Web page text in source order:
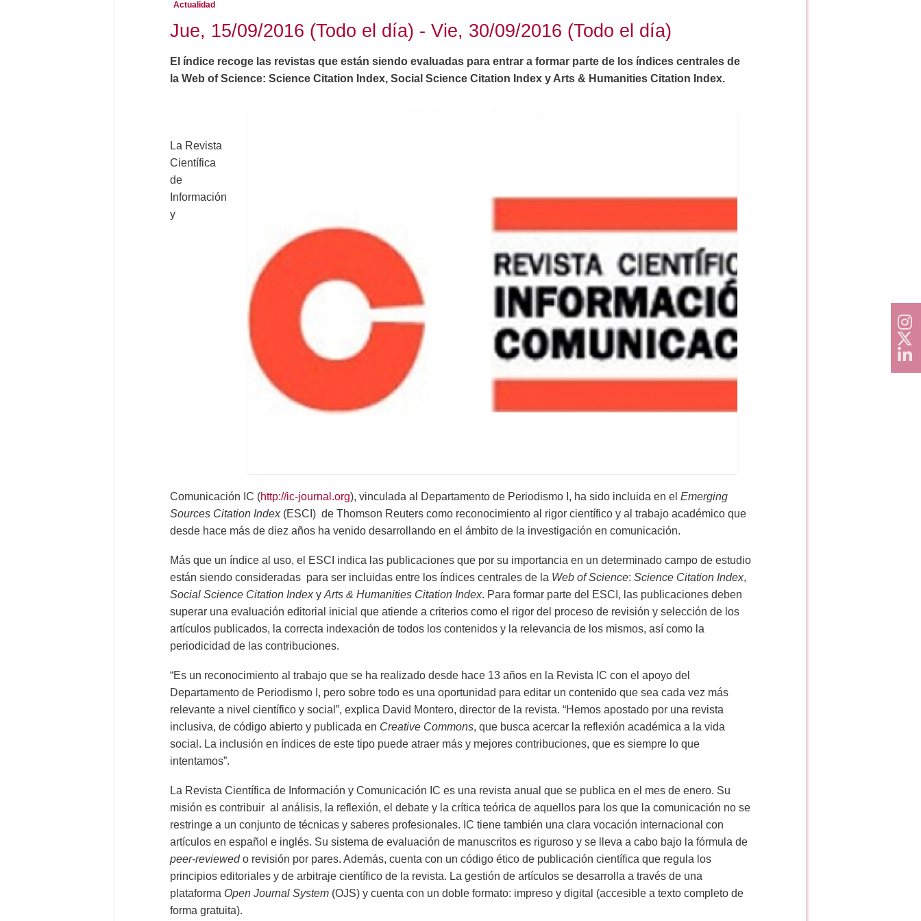
Actualidad
Jue, 15/09/2016 (Todo el día) - Vie, 30/09/2016 (Todo el día)
El índice recoge las revistas que están siendo evaluadas para entrar a formar parte de los índices centrales de
la Web of Science: Science Citation Index, Social Science Citation Index y Arts & Humanities Citation Index.
La Revista
Científica
de
Información
y
Comunicación IC (http://ic-journal.org), vinculada al Departamento de Periodismo I, ha sido incluida en el Emerging
Sources Citation Index(ESCI) de Thomson Reuters como reconocimiento al rigor científico y al trabajo académico que
desde hace más de diez años ha venido desarrollando en el ámbito de la investigación en comunicación.
Más que un índice al uso, el ESCI indica las publicaciones que por su importancia en un determinado campo de estudio
están siendo consideradas para ser incluidas entre los índices centrales de la Web of Science: Science Citation Index,
Social Science Citation Indexy Arts & Humanities Citation Index. Para formar parte del ESCI, las publicaciones deben
superar una evaluación editorial inicial que atiende a criterios como el rigor del proceso de revisión y selección de los
artículos publicados, la correcta indexación de todos los contenidos y la relevancia de los mismos, así como la
periodicidad de las contribuciones.
“Es un reconocimiento al trabajo que se ha realizado desde hace 13 años en la Revista IC con el apoyo del
Departamento de Periodismo I, pero sobre todo es una oportunidad para editar un contenido que sea cada vez más
relevante a nivel científico y social”, explica David Montero, director de la revista. “Hemos apostado por una revista
inclusiva, de código abierto y publicada en Creative Commons, que busca acercar la reflexión académica a la vida
social. La inclusión en índices de este tipo puede atraer más y mejores contribuciones, que es siempre lo que
intentamos”.
La Revista Científica de Información y Comunicación IC es una revista anual que se publica en el mes de enero. Su
misión es contribuir al análisis, la reflexión, el debate y la crítica teórica de aquellos para los que la comunicación no se
restringe a un conjunto de técnicas y saberes profesionales. IC tiene también una clara vocación internacional con
artículos en español e inglés. Su sistema de evaluación de manuscritos es riguroso y se lleva a cabo bajo la fórmula de
peer-reviewedo revisión por pares. Además, cuenta con un código ético de publicación científica que regula los
principios editoriales y de arbitraje científico de la revista. La gestión de artículos se desarrolla a través de una
plataforma Open Journal System (OJS) y cuenta con un doble formato: impreso y digital (accesible a texto completo de
forma gratuita).